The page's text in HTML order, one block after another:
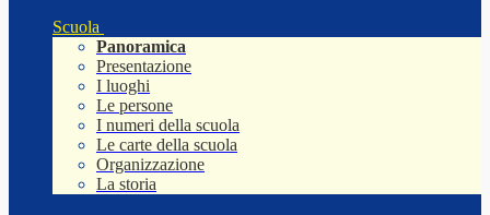
Scuola
Panoramica
Presentazione
I luoghi
Le persone
I numeri della scuola
Le carte della scuola
Organizzazione
La storia